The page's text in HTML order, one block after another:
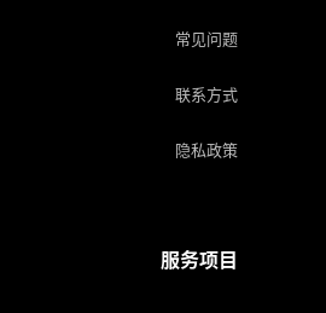
常见问题
联系方式
隐私政策
服务项目